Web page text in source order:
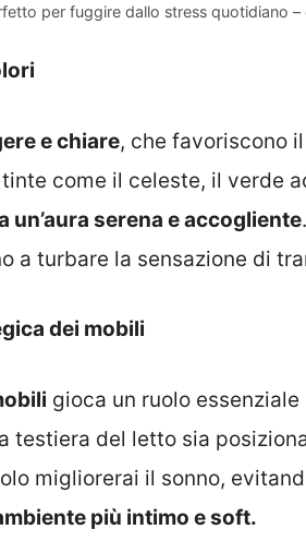
per fuggire dallo stress quotidiano –
e chiare, che favoriscono
tinte come il celeste, il verde
un’aura serena e accogliente
a turbare la sensazione di
dei mobili
gioca un ruolo
testiera del letto sia
migliorerai il sonno,
più intimo e soft.